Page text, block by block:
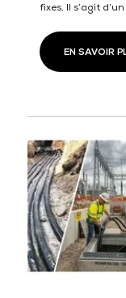
fixes. Il s’agit
EN SAVOIR